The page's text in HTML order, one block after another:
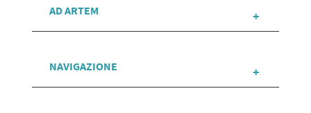
AD ARTEM
NAVIGAZIONE